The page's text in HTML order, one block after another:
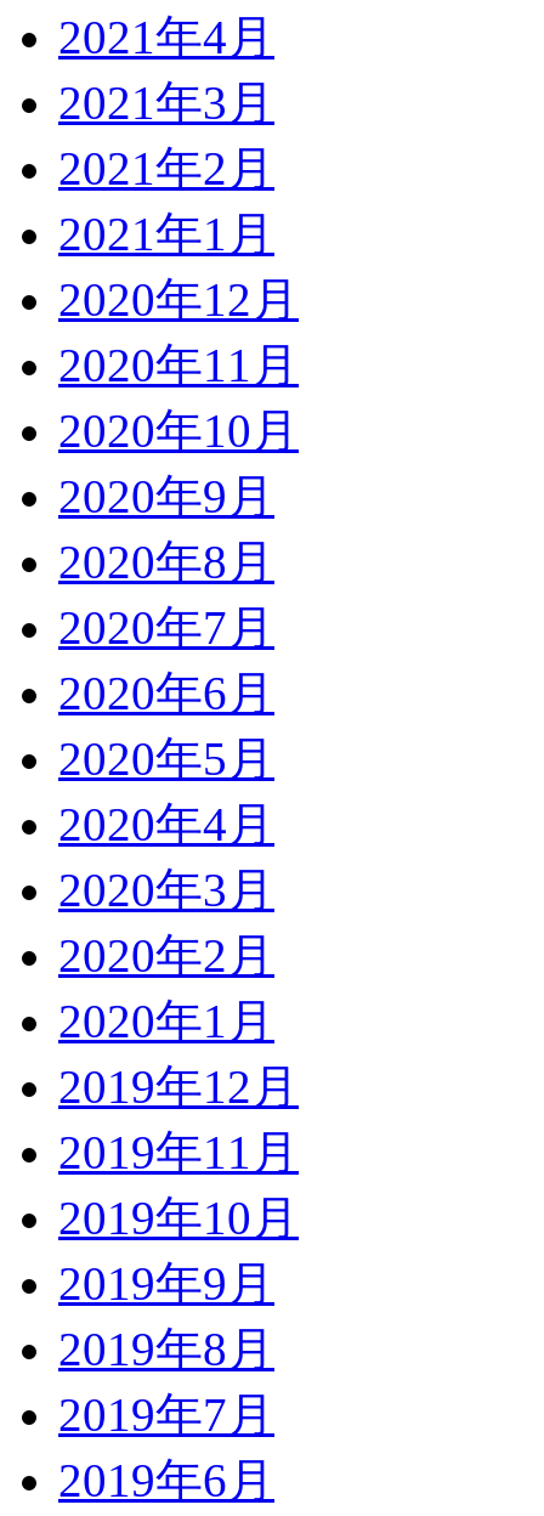
2021年4月
2021年3月
2021年2月
2021年1月
2020年12月
2020年11月
2020年10月
2020年9月
2020年8月
2020年7月
2020年6月
2020年5月
2020年4月
2020年3月
2020年2月
2020年1月
2019年12月
2019年11月
2019年10月
2019年9月
2019年8月
2019年7月
2019年6月